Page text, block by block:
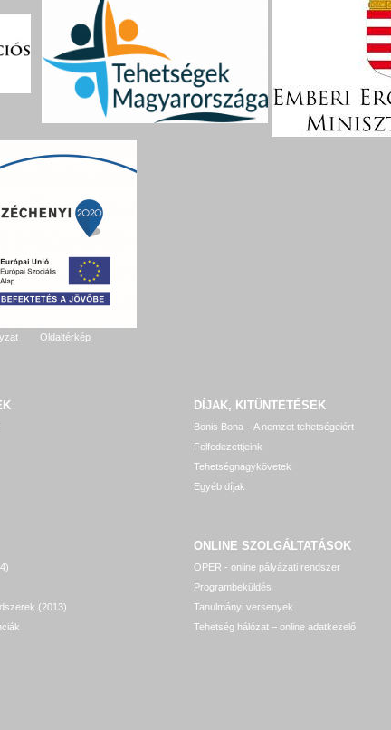
Oldaltérkép
DÍJAK, KITÜNTETÉSEK
Bonis Bona – A nemzet tehetségeiért
Felfedezettjeink
Tehetségnagykövetek
Egyéb díjak
(2013)
ONLINE SZOLGÁLTATÁSOK
OPER - online pályázati rendszer
Programbeküldés
Tanulmányi versenyek
Tehetség hálózat – online adatkezelő